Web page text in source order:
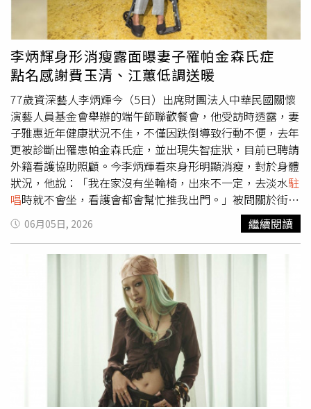
票一張張剪下來、寄回去投票，就希望支持喜歡的歌手。當
年的總票數動輒突破百萬票，也讓大家驚呼，那個年代的歌
迷真的很瘋狂。製作單位更發揮「考古精神」，翻出當年的
《金曲龍虎榜》歷史資料，意外發現大來賓施文彬曾在民國
84年度拿下全年總排行台語歌曲第一名，昔日輝煌紀錄重見
天日，也讓現場來賓紛紛報以熱烈掌聲，再次見證金曲歌王
當年的超高人氣。《綜藝一級棒》每週六晚間8點於中視頻
道播出，每週日晚間8點於中天娛樂台播出。
李炳輝身形消瘦露面曝妻子罹帕金森氏症
點名感謝費玉清、江蕙低調送暖
77歲資深藝人李炳輝今（5日）出席財團法人中華民國關懷
演藝人員基金會舉辦的端午節聯歡餐會，他受訪時透露，妻
子雅惠近年健康狀況不佳，不僅因跌倒導致行動不便，去年
更被診斷出罹患帕金森氏症，並出現失智症狀，目前已聘請
外籍看護協助照顧。今李炳輝看來身形明顯消瘦，對於身體
狀況，他說：「我在家沒有坐輪椅，出來不一定，去淡水駐
唱時就不會坐，看護會都會幫忙推我出門。」被問關於街頭
藝人的收入？他低調不願多談。李炳輝也提到，自己在民國
96年10月31日因中風導致行動受限，至今仍有後遺症，不
過平常仍會透過運動維持體能。李炳輝看來身形明顯消瘦。
（圖／華視提供）談到妻子病況，李炳輝透露，雅惠幾年前
跌倒後健康狀況逐漸下滑，除了行動不便外，去年因經常忘
記剛說過的事情，被診斷出患有帕金森氏症，也伴隨輕微失
智症狀，「有些事情講完，都會忘記」，所幸在外界協助
下，目前已聘請外籍看護照料妻子生活起居。李炳輝特別感
謝各界多年來的關心與照顧，包括演藝工會理事長曹雨婷的
協助，以及許多演藝圈好友持續給予支持。他透露，蕭敬騰
曾邀請他到公司春酒演出，而康康、江蕙與費玉清等人也都
會定期關心近況，「費玉清每年過年都會叫助理來看我」。
06月05日, 2026 繼續閱讀